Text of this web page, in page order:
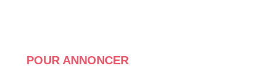
POUR ANNONCER